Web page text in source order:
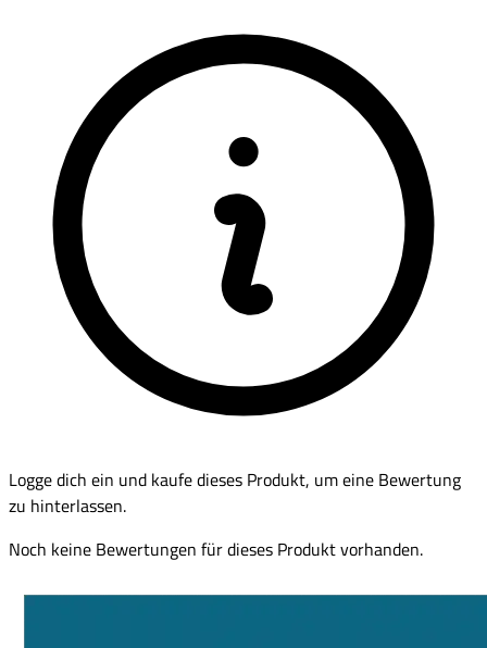
Logge dich ein und kaufe dieses Produkt, um eine Bewertung
zu hinterlassen.
Noch keine Bewertungen für dieses Produkt vorhanden.